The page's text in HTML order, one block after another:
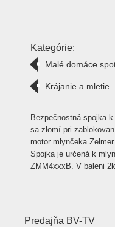
Kategórie:
Malé domáce
Krájanie a mletie
Bezpečnostná spojka
sa zlomí pri
motor mlynčeka Zelmer.
Spojka je určená k
ZMM4xxxB. V baleni
Predajňa BV-TV